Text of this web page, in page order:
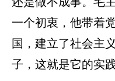
一个初衷，他带着
国，建立了社会主
子，这就是它的实